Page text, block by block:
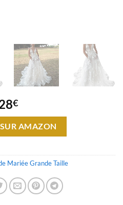
€
AMAZON
Mariée Grande Taille